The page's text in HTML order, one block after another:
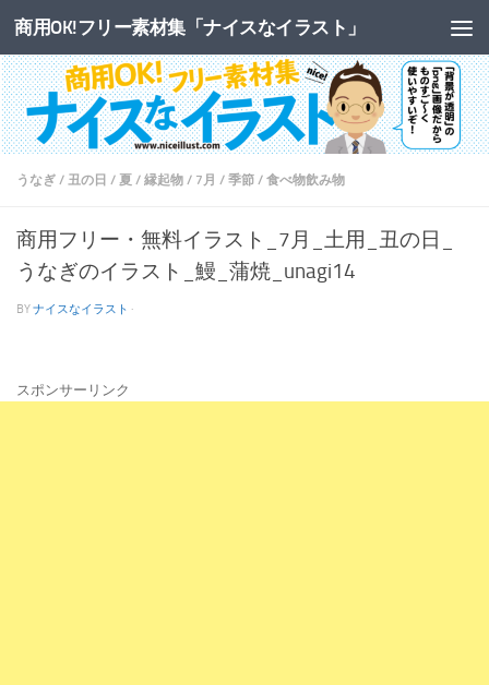
コンテンツへスキップ
商用OK!フリー素材集「ナイスなイラスト」
うなぎ / 丑の日 / 夏 / 縁起物 / 7月 / 季節 / 食べ物飲み物
商用フリー・無料イラスト_7月_土用_丑の日_
うなぎのイラスト_鰻_蒲焼_unagi14
BYナイスなイラスト ·
スポンサーリンク